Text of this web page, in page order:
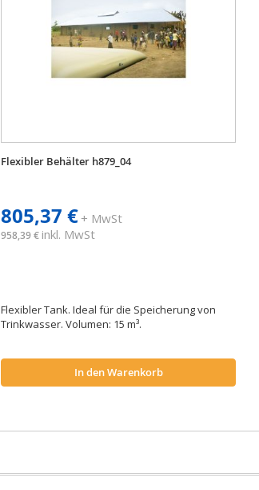
Flexibler Behälter h879_04
805,37 €+ MwSt
958,39 € inkl. MwSt
Flexibler Tank. Ideal für die Speicherung von
Trinkwasser. Volumen: 15 m³.
In den Warenkorb